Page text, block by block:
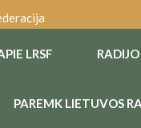
LRSF
PAREMK LIETUVOS